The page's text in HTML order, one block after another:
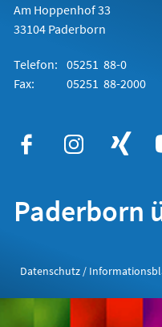
Am Hoppenhof 33
33104 Paderborn
Telefon: 05251 88-0
Fax:
05251 88-2000
Paderborn
Datenschutz /